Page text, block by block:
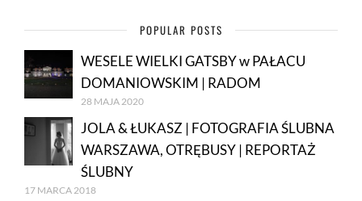
POPULAR POSTS
WESELE WIELKI GATSBY w PAŁACU
DOMANIOWSKIM | RADOM
28 MAJA 2020
JOLA & ŁUKASZ | FOTOGRAFIA ŚLUBNA
WARSZAWA, OTRĘBUSY | REPORTAŻ
ŚLUBNY
17 MARCA 2018